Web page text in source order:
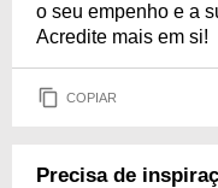
o seu empenho e a
Acredite mais em si!
COPIAR
Precisa de